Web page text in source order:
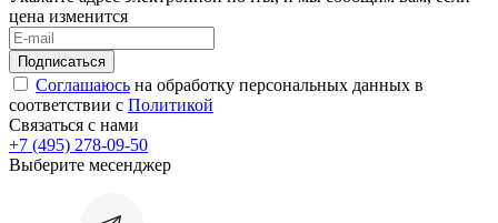
цена изменится
Соглашаюсь на обработку персональных данных в
соответствии с Политикой
Связаться с нами
+7 (495) 278-09-50
Выберите месенджер